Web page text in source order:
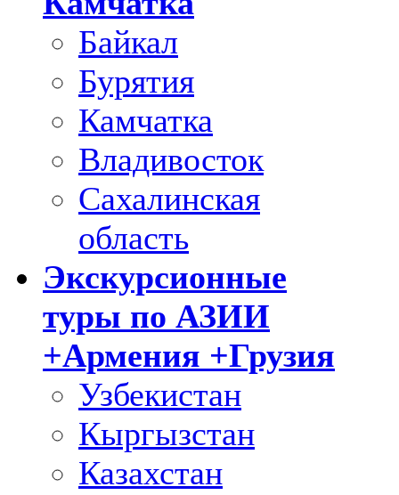
Байкал
Бурятия
Камчатка
Владивосток
Сахалинская
область
Экскурсионные
туры по АЗИИ
+Армения +Грузия
Узбекистан
Кыргызстан
Казахстан